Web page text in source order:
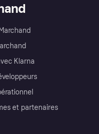
Klarna
et partenaires